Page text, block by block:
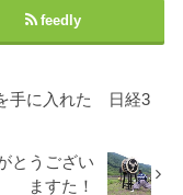
feedly
手に入れた 日経3
とうござい
ますた！